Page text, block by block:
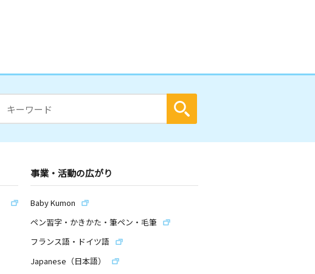
事業・活動の広がり
Baby Kumon
ペン習字・かきかた・筆ペン・毛筆
フランス語・ドイツ語
Japanese（日本語）